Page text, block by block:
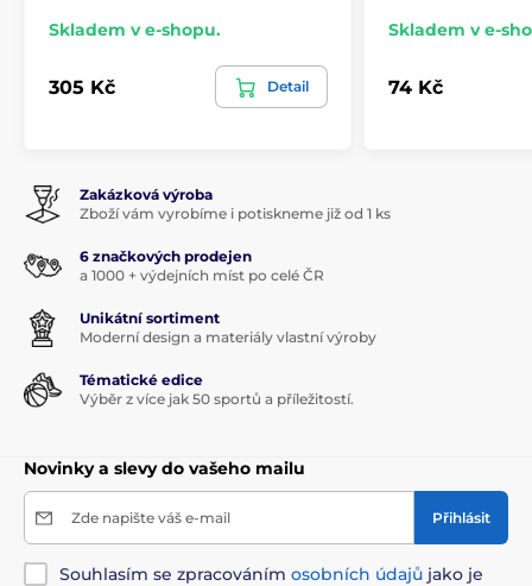
Skladem v e-shopu.
305 Kč Detail
Skladem v e-
74 Kč
Zakázková výroba
Zboží vám vyrobíme i potiskneme již od 1 ks
6 značkových prodejen
a 1000 + výdejních míst po celé ČR
Unikátní sortiment
Moderní design a materiály vlastní výroby
Tématické edice
Výběr z více jak 50 sportů a příležitostí.
Novinky a slevy do vašeho mailu
Zde napište váš e-mail Přihlásit
Souhlasím se zpracováním osobních údajů jako je